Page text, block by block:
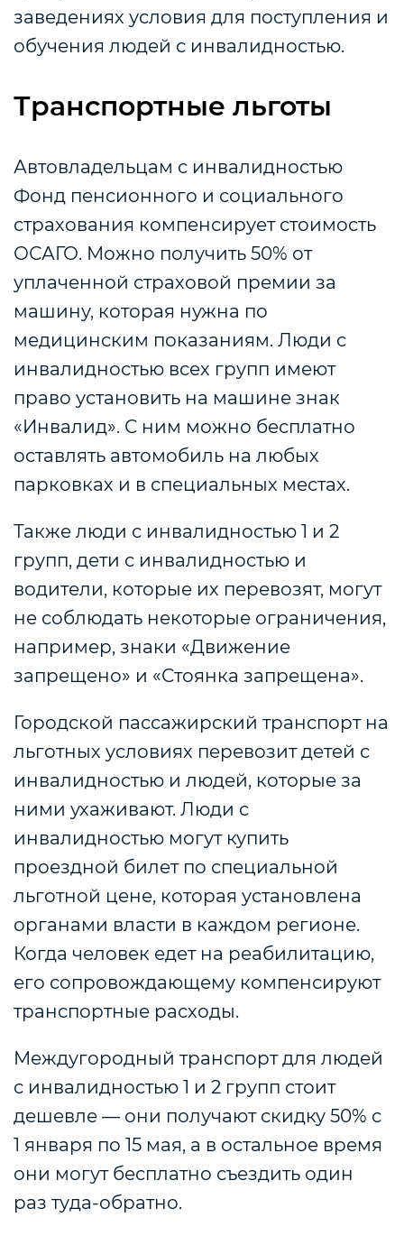
заведениях условия для поступления и
обучения людей с инвалидностью.
Транспортные льготы
Автовладельцам с инвалидностью
Фонд пенсионного и социального
страхования компенсирует стоимость
ОСАГО. Можно получить 50% от
уплаченной страховой премии за
машину, которая нужна по
медицинским показаниям. Люди с
инвалидностью всех групп имеют
право установить на машине знак
«Инвалид». С ним можно бесплатно
оставлять автомобиль на любых
парковках и в специальных местах.
Также люди с инвалидностью 1 и 2
групп, дети с инвалидностью и
водители, которые их перевозят, могут
не соблюдать некоторые ограничения,
например, знаки «Движение
запрещено» и «Стоянка запрещена».
Городской пассажирский транспорт на
льготных условиях перевозит детей с
инвалидностью и людей, которые за
ними ухаживают. Люди с
инвалидностью могут купить
проездной билет по специальной
льготной цене, которая установлена
органами власти в каждом регионе.
Когда человек едет на реабилитацию,
его сопровождающему компенсируют
транспортные расходы.
Междугородный транспорт для людей
с инвалидностью 1 и 2 групп стоит
дешевле — они получают скидку 50% с
1 января по 15 мая, а в остальное время
они могут бесплатно съездить один
раз туда-обратно.